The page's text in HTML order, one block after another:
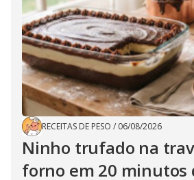
RECEITAS DE PESO / 06/08/2026
Ninho trufado na
forno em 20 minutos